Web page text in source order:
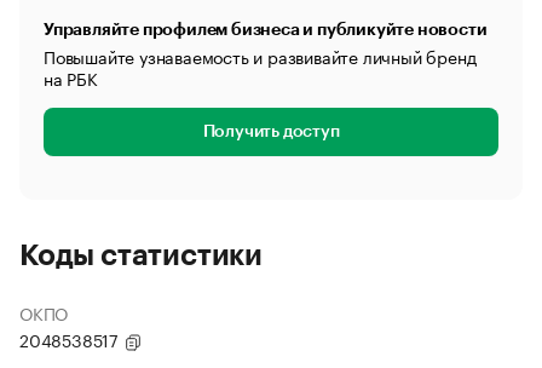
Управляйте профилем бизнеса и публикуйте новости
Повышайте узнаваемость и развивайте личный бренд
на РБК
Получить доступ
Коды статистики
ОКПО
2048538517